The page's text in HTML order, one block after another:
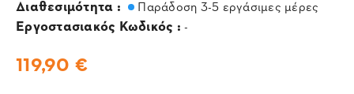
Διαθεσιμότητα : Παράδοση 3-5 εργάσιμες μέρες
Εργοστασιακός Κωδικός : -
119,90 €